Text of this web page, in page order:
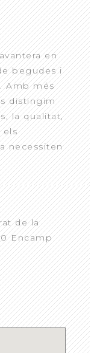
en
begudes i
Amb més
distingim
la qualitat,
els
necessiten
de la
Encamp